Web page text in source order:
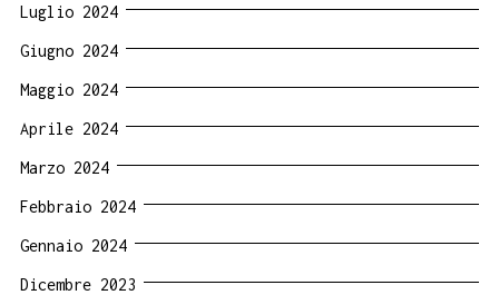
Luglio 2024
Giugno 2024
Maggio 2024
Aprile 2024
Marzo 2024
Febbraio 2024
Gennaio 2024
Dicembre 2023